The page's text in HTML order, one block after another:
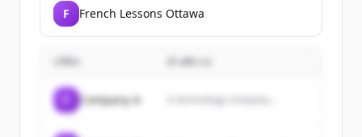
F French Lessons Ottawa
คำอธิบาย
Company A A technology company...